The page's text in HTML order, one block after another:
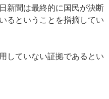
新聞は最終的に国民が決断
るということを指摘してい
していない証拠であるとい